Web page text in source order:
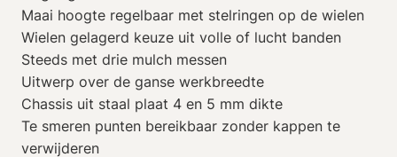
Maai hoogte regelbaar met stelringen op de wielen
Wielen gelagerd keuze uit volle of lucht banden
Steeds met drie mulch messen
Uitwerp over de ganse werkbreedte
Chassis uit staal plaat 4 en 5 mm dikte
Te smeren punten bereikbaar zonder kappen te
verwijderen